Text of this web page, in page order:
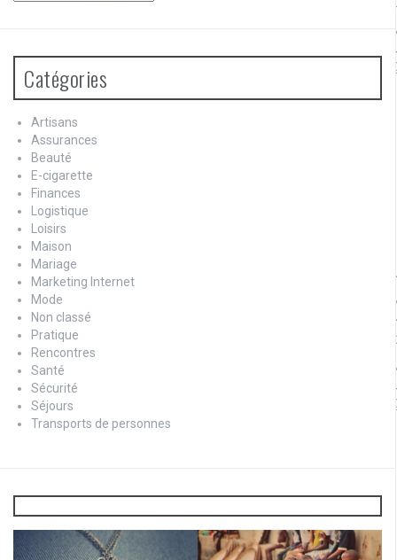
Catégories
Artisans
Assurances
Beauté
E-cigarette
Finances
Logistique
Loisirs
Maison
Mariage
Marketing Internet
Mode
Non classé
Pratique
Rencontres
Santé
Sécurité
Séjours
Transports de personnes